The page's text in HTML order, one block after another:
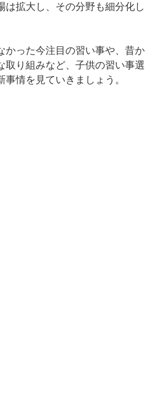
は拡大し、その分野も細分化し
かった今注目の習い事や、昔か
取り組みなど、子供の習い事選
情を見ていきましょう。